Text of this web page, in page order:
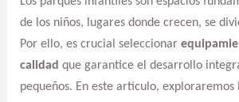
de los niños, lugares donde crecen, se
Por ello, es crucial seleccionar
calidad que garantice el desarrollo
pequeños. En este artículo, exploraremos